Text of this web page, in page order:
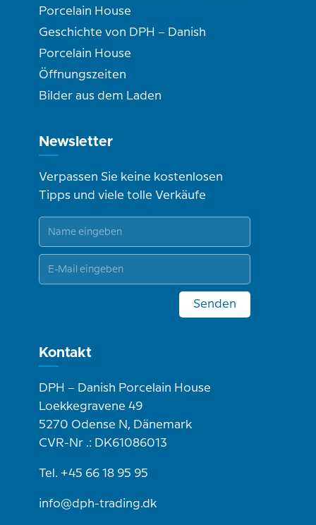
Porcelain House
Geschichte von DPH – Danish
Porcelain House
Öffnungszeiten
Bilder aus dem Laden
Newsletter
Verpassen Sie keine kostenlosen
Tipps und viele tolle Verkäufe
Senden
Kontakt
DPH – Danish Porcelain House
Loekkegravene 49
5270 Odense N, Dänemark
CVR-Nr .: DK61086013
Tel. +45 66 18 95 95
info@dph-trading.dk